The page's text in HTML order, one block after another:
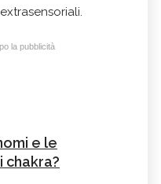
la pubblicità
e le